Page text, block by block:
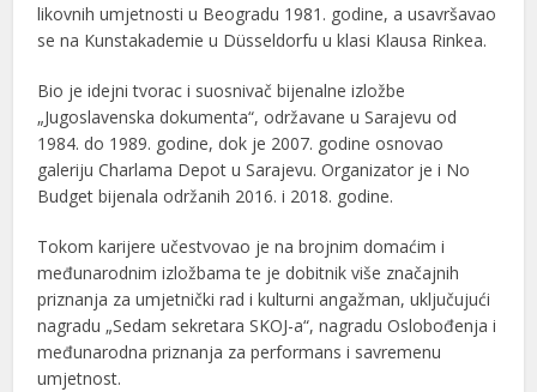
likovnih umjetnosti u Beogradu 1981. godine, a usavršavao
se na Kunstakademie u Düsseldorfu u klasi Klausa Rinkea.
Bio je idejni tvorac i suosnivač bijenalne izložbe
„Jugoslavenska dokumenta“, održavane u Sarajevu od
1984. do 1989. godine, dok je 2007. godine osnovao
galeriju Charlama Depot u Sarajevu. Organizator je i No
Budget bijenala održanih 2016. i 2018. godine.
Tokom karijere učestvovao je na brojnim domaćim i
međunarodnim izložbama te je dobitnik više značajnih
priznanja za umjetnički rad i kulturni angažman, uključujući
nagradu „Sedam sekretara SKOJ-a“, nagradu Oslobođenja i
međunarodna priznanja za performans i savremenu
umjetnost.